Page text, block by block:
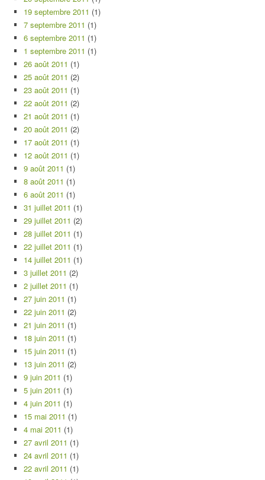
19 septembre 2011 (1)
7 septembre 2011 (1)
6 septembre 2011 (1)
1 septembre 2011 (1)
26 août 2011 (1)
25 août 2011 (2)
23 août 2011 (1)
22 août 2011 (2)
21 août 2011 (1)
20 août 2011 (2)
17 août 2011 (1)
12 août 2011 (1)
9 août 2011 (1)
8 août 2011 (1)
6 août 2011 (1)
31 juillet 2011 (1)
29 juillet 2011 (2)
28 juillet 2011 (1)
22 juillet 2011 (1)
14 juillet 2011 (1)
3 juillet 2011 (2)
2 juillet 2011 (1)
27 juin 2011 (1)
22 juin 2011 (2)
21 juin 2011 (1)
18 juin 2011 (1)
15 juin 2011 (1)
13 juin 2011 (2)
9 juin 2011 (1)
5 juin 2011 (1)
4 juin 2011 (1)
15 mai 2011 (1)
4 mai 2011 (1)
27 avril 2011 (1)
24 avril 2011 (1)
22 avril 2011 (1)